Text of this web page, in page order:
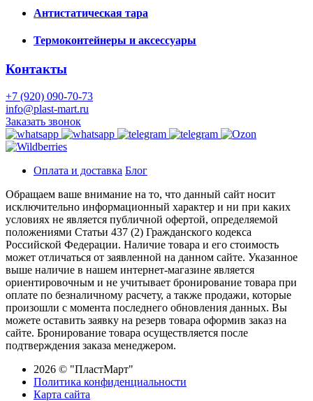
Антистатическая тара
Термоконтейнеры и аксессуары
Контакты
+7 (920) 090-70-73
info@plast-mart.ru
Заказать звонок
Оплата и доставка Блог
Обращаем ваше внимание на то, что данный сайт носит
исключительно информационный характер и ни при каких
условиях не является публичной офертой, определяемой
положениями Статьи 437 (2) Гражданского кодекса
Российской Федерации. Наличие товара и его стоимость
может отличаться от заявленной на данном сайте. Указанное
выше наличие в нашем интернет-магазине является
ориентировочным и не учитывает бронирование товара при
оплате по безналичному расчету, а также продажи, которые
произошли с момента последнего обновления данных. Вы
можете оставить заявку на резерв товара оформив заказ на
сайте. Бронирование товара осуществляется после
подтверждения заказа менеджером.
2026 © "ПластМарт"
Политика конфиденциальности
Карта сайта